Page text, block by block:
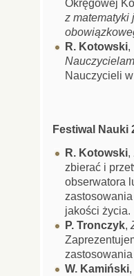
Okręgowej
z matematyki
R. Kotowski,
Nauczycieli
Festiwal Nauki
R. Kotowski,
zbierać i
obserwatora
jakości życia.
P. Tronczyk,
W. Kamiński,